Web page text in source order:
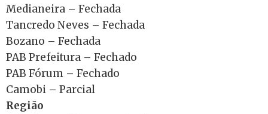
Medianeira – Fechada
Tancredo Neves – Fechada
Bozano – Fechada
PAB Prefeitura – Fechado
PAB Fórum – Fechado
Camobi – Parcial
Região